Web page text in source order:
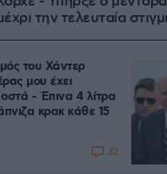
την τελευταία
του Χάντερ
μου έχει
- Έπινα 4 λίτρα
κρακ κάθε 15
32